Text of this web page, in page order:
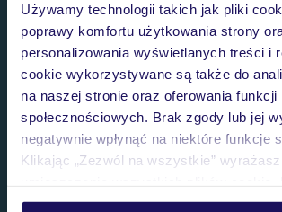
Używamy technologii takich jak pliki
poprawy komfortu użytkowania strony
personalizowania wyświetlanych treści i
cookie wykorzystywane są także do
na naszej stronie oraz oferowania funkcji
społecznościowych. Brak zgody lub jej
negatywnie wpłynąć na niektóre funkcje
Klikając „Zezwól na wszystkie”
personalizować swój wybór wchodząc w